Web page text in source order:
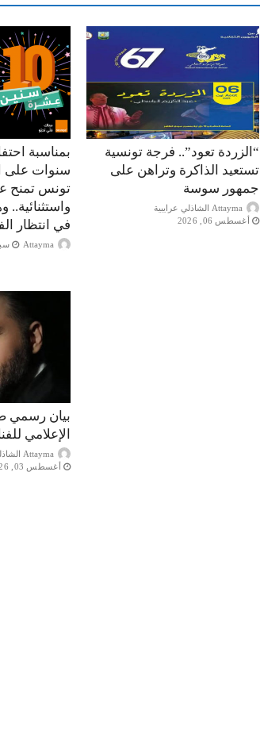
سنوات على
تونس تمنح
واستثنائية..
في انتظار
Attayma
“الزردة تعود”.. فرجة تونسية
تستعيد الذاكرة وتراهن على
جمهور سوسة
Attayma الشاذلي عرايبية
أغسطس 06, 2026
بيان رسمي
الإعلامي
Attayma الشاذلي عرايبية
أغسطس 03, 2026